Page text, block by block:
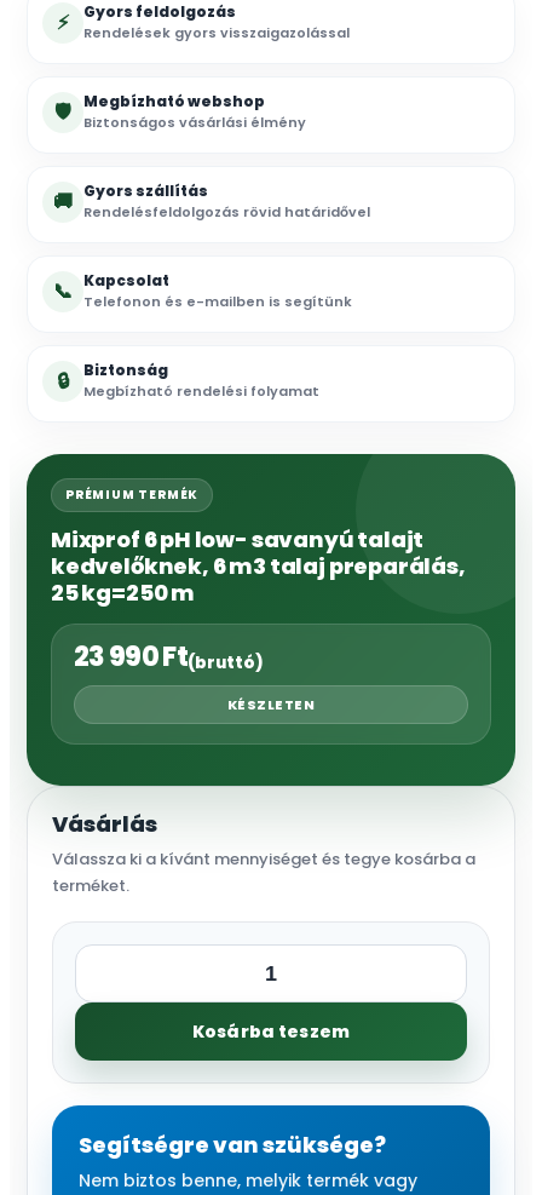
⚡ Gyors feldolgozás
Rendelések gyors visszaigazolással
🛡 Megbízható webshop
Biztonságos vásárlási élmény
🚚 Gyors szállítás
Rendelésfeldolgozás rövid határidővel
📞 Kapcsolat
Telefonon és e-mailben is segítünk
🔒 Biztonság
Megbízható rendelési folyamat
PRÉMIUM TERMÉK
Mixprof 6 pH low- savanyú talajt
kedvelőknek, 6 m3 talaj preparálás,
25 kg=250 m
23 990Ft(bruttó)
KÉSZLETEN
Vásárlás
Válassza ki a kívánt mennyiséget és tegye kosárba a
terméket.
Mixprof
6
pH
savanyú
talajt
kedvelőknek,
Kosárba teszem
Segítségre van szüksége?
Nem biztos benne, melyik termék vagy